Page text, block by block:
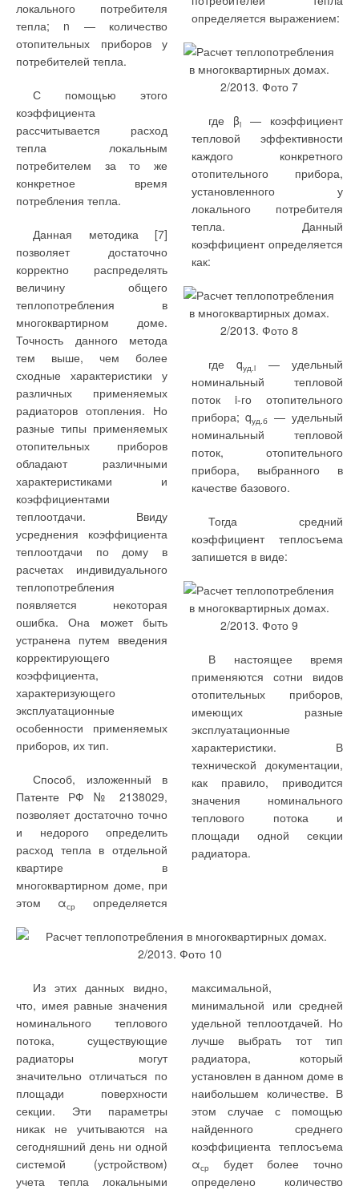
локального потребителя
тепла; n — количество
отопительных приборов у
потребителей тепла.
С помощью этого
коэффициента
рассчитывается расход
тепла локальным
потребителем за то же
конкретное время
потребления тепла.
Данная методика [7]
позволяет достаточно
корректно распределять
величину общего
теплопотребления в
многоквартирном доме.
Точность данного метода
тем выше, чем более
сходные характеристики у
различных применяемых
радиаторов отопления. Но
разные типы применяемых
отопительных приборов
обладают различными
характеристиками и
коэффициентами
теплоотдачи. Ввиду
усреднения коэффициента
теплоотдачи по дому в
расчетах индивидуального
теплопотребления
появляется некоторая
ошибка. Она может быть
устранена путем введения
корректирующего
коэффициента,
характеризующего
эксплуатационные
особенности применяемых
приборов, их тип.
Способ, изложенный в
Патенте РФ № 2138029,
позволяет достаточно точно
и недорого определить
расход тепла в отдельной
квартире в
многоквартирном доме, при
этом αср определяется
определяется выражением:
где βi
— коэффициент
тепловой эффективности
каждого конкретного
отопительного прибора,
установленного у
локального потребителя
тепла. Данный
коэффициент определяется
как:
где qуд.i
— удельный
номинальный тепловой
поток i-го отопительного
прибора; qуд.б — удельный
номинальный тепловой
поток, отопительного
прибора, выбранного в
качестве базового.
Тогда средний
коэффициент теплосъема
запишется в виде:
В настоящее время
применяются сотни видов
отопительных приборов,
имеющих разные
эксплуатационные
характеристики. В
технической документации,
как правило, приводится
значения номинального
теплового потока и
площади одной секции
радиатора.
Из этих данных видно,
что, имея равные значения
номинального теплового
потока, существующие
радиаторы могут
значительно отличаться по
площади поверхности
секции. Эти параметры
никак не учитываются на
сегодняшний день ни одной
системой (устройством)
учета тепла локальными
максимальной,
минимальной или средней
удельной теплоотдачей. Но
лучше выбрать тот тип
радиатора, который
установлен в данном доме в
наибольшем количестве. В
этом случае с помощью
найденного среднего
коэффициента теплосъема
αср
будет более точно
определено количество